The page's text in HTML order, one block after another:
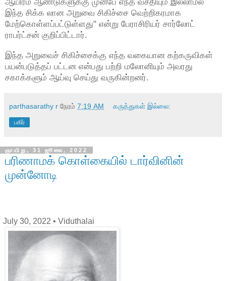
இந்த சிக்க லான அறுவை சிகிச்சை வெற்றிகரமாக
மேற்கொள்ளப்பட்டுள்ளது" என்று பேராசிரியர் சார்லோட்
ராபர்ட்சன் குறிப்பிட்டார்.
இந்த அறுவைச் சிகிச்சைக்கு எந்த வகையான கற்கருவிகள்
பயன்படுத்தப் பட்டன என்பது பற்றி மலோனியும் அவரது
சகாக்களும் ஆய்வு செய்து வருகின்றனர்.
parthasarathy r நேரம் 7:19 AM கருத்துகள் இல்லை:
பகிர்
ஞாயிறு, 31 ஜூலை, 2022
பரிணாமக் கொள்கையில் டார்வினின்
முன்னோடி
30, 2022• Viduthalai